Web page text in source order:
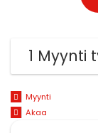
1 Myynti
Myynti
Akaa